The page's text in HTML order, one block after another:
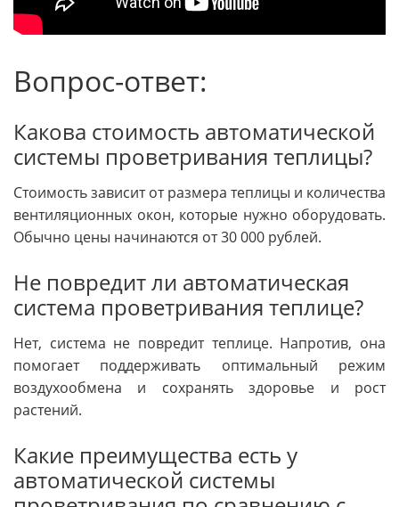
Вопрос-ответ:
Какова стоимость автоматической
системы проветривания теплицы?
Стоимость зависит от размера теплицы и количества
вентиляционных окон, которые нужно оборудовать.
Обычно цены начинаются от 30 000 рублей.
Не повредит ли автоматическая
система проветривания теплице?
Нет, система не повредит теплице. Напротив, она
помогает поддерживать оптимальный режим
воздухообмена и сохранять здоровье и рост
растений.
Какие преимущества есть у
автоматической системы